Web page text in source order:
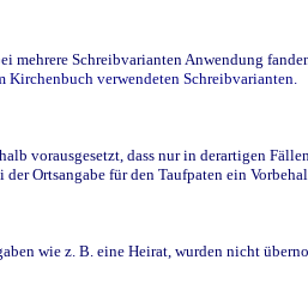
Schreibvarianten Anwendung
verwendeten Schreibvarianten.
vorausgesetzt, dass nur in derartigen
Ortsangabe für den Taufpaten ein
wie z. B. eine Heirat, wurden nicht